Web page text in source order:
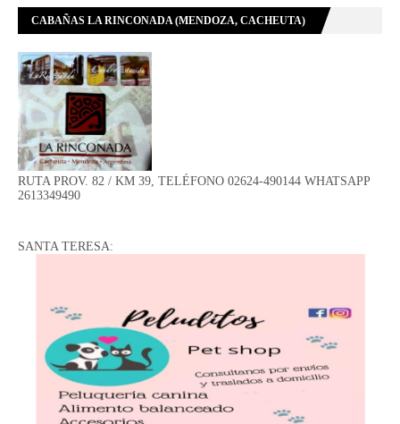
CABAÑAS LA RINCONADA (MENDOZA, CACHEUTA)
RUTA PROV. 82 / KM 39, TELÉFONO 02624-490144 WHATSAPP
2613349490
SANTA TERESA: